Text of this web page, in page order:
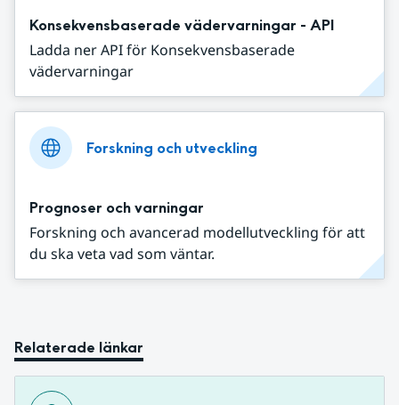
Konsekvensbaserade vädervarningar - API
Ladda ner API för Konsekvensbaserade
vädervarningar
Forskning och utveckling
Prognoser och varningar
Forskning och avancerad modellutveckling för att
du ska veta vad som väntar.
Relaterade länkar